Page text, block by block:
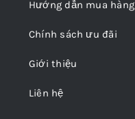
Hướng dẫn mua hàng
Chính sách ưu đãi
Giới thiệu
Liên hệ